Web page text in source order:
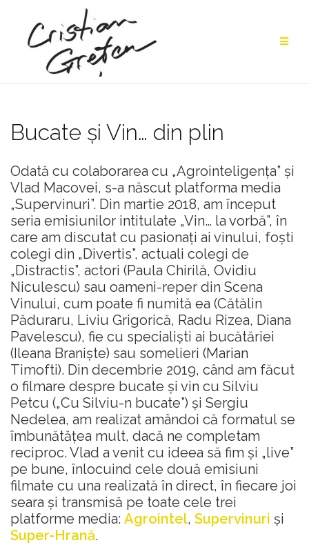
content
Bucate și Vin… din plin
Odată cu colaborarea cu „Agrointeligența” și
Vlad Macovei, s-a născut platforma media
„Supervinuri”. Din martie 2018, am început
seria emisiunilor intitulate „Vin… la vorbă”, în
care am discutat cu pasionați ai vinului, foști
colegi din „Divertis”, actuali colegi de
„Distractis”, actori (Paula Chirilă, Ovidiu
Niculescu) sau oameni-reper din Scena
Vinului, cum poate fi numită ea (Cătălin
Păduraru, Liviu Grigorică, Radu Rizea, Diana
Pavelescu), fie cu specialiști ai bucătăriei
(Ileana Braniște) sau somelieri (Marian
Timofti). Din decembrie 2019, când am făcut
o filmare despre bucate și vin cu Silviu
Petcu („Cu Silviu-n bucate”) și Sergiu
Nedelea, am realizat amândoi că formatul se
îmbunătățea mult, dacă ne completam
reciproc. Vlad a venit cu ideea să fim și „live”
pe bune, înlocuind cele două emisiuni
filmate cu una realizată în direct, în fiecare joi
seara și transmisă pe toate cele trei
platforme media: Agrointel, Supervinuri și
Super-Hrană.